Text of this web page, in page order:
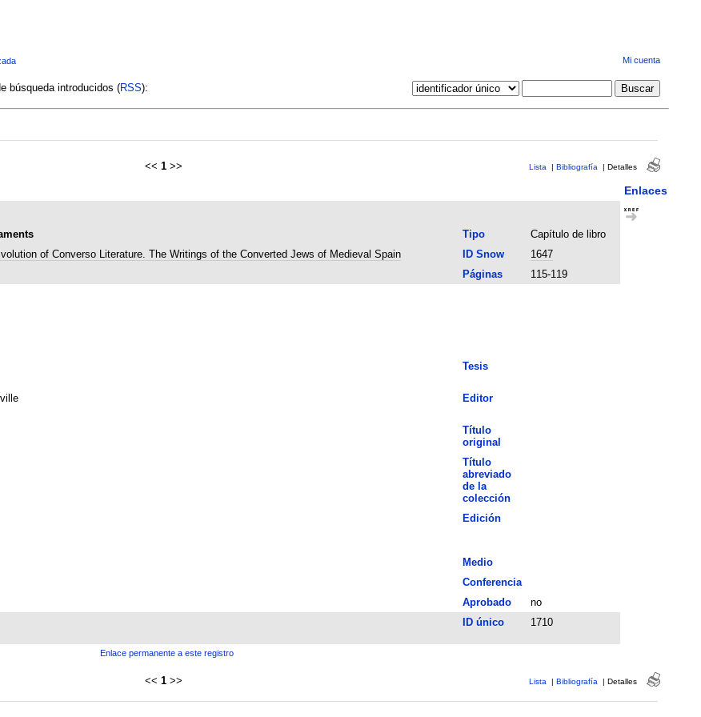
Mi cuenta
búsqueda introducidos (RSS):
<< 1 >> Lista | Bibliografía | Detalles
Enlaces
Tipo
Capítulo de libro
of Converso Literature. The Writings of the Converted Jews of Medieval Spain ID Snow
1647
Páginas
115-119
Tesis
Editor
Título
original
Título
abreviado
de la
colección
Edición
Medio
Conferencia
Aprobado
no
ID único 1710
Enlace permanente a este registro
<< 1 >> Lista | Bibliografía | Detalles